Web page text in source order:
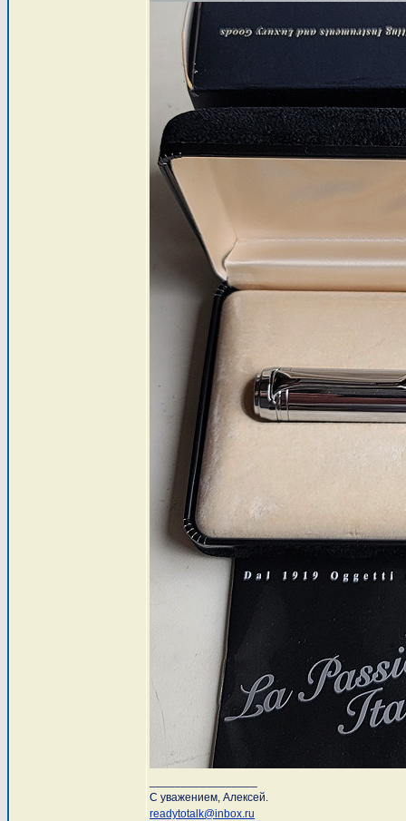
С уважением, Алексей.
readytotalk@inbox.ru